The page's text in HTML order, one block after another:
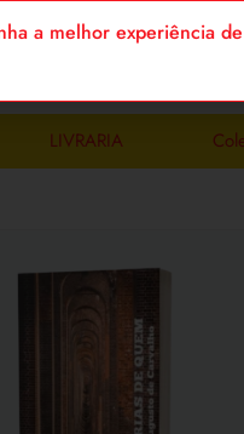
LIVRARIA
a melhor experiência